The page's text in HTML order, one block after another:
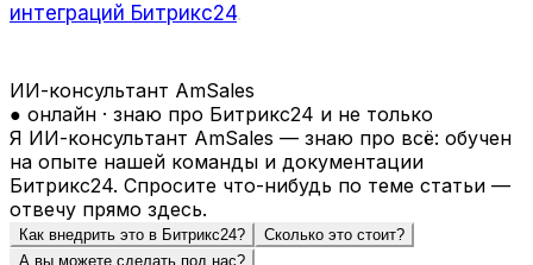
интеграций Битрикс24.
ИИ-консультант AmSales
● онлайн · знаю про Битрикс24 и не только
Я ИИ-консультант AmSales — знаю про всё: обучен
на опыте нашей команды и документации
Битрикс24. Спросите что-нибудь по теме статьи —
отвечу прямо здесь.
Как внедрить это в Битрикс24?
Сколько это стоит?
А вы можете сделать под нас?